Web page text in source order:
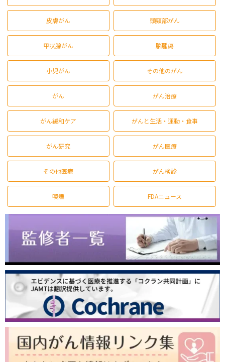
皮膚がん 頭頸部がん
甲状腺がん 脳腫瘍
小児がん その他のがん
がん がん治療
がん緩和ケア がんと生活・運動・食事
がん研究 がん医療
その他医療 がん検診
喫煙 FDAニュース